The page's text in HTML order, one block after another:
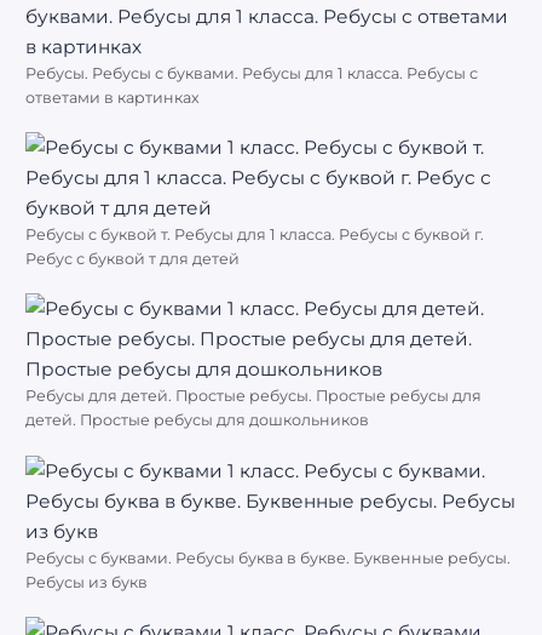
Ребусы. Ребусы с буквами. Ребусы для 1 класса. Ребусы с
ответами в картинках
Ребусы с буквой т. Ребусы для 1 класса. Ребусы с буквой г.
Ребус с буквой т для детей
Ребусы для детей. Простые ребусы. Простые ребусы для
детей. Простые ребусы для дошкольников
Ребусы с буквами. Ребусы буква в букве. Буквенные ребусы.
Ребусы из букв